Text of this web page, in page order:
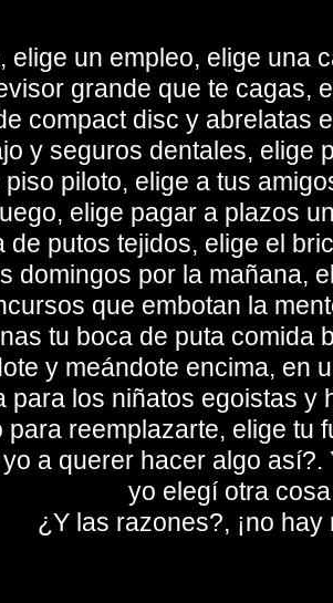
elige un empleo, elige una
grande que te cagas,
compact disc y abrelatas
y seguros dentales, elige
piloto, elige a tus
elige pagar a plazos
de putos tejidos, elige el
domingos por la mañana,
que embotan la
tu boca de puta comida
y meándote encima, en
para los niñatos egoistas y
para reemplazarte, elige tu
a querer hacer algo así?.
yo elegí otra
¿Y las razones?, ¡no hay